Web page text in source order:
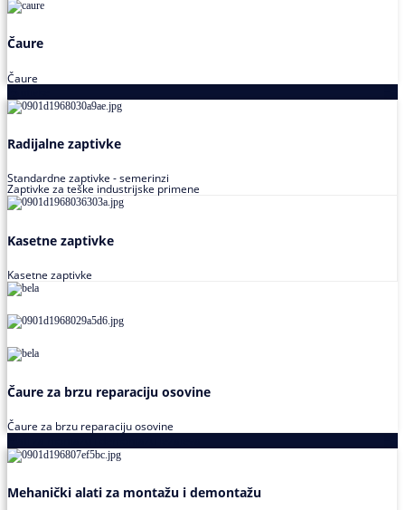
Čaure
Čaure
Radijalne zaptivke
Standardne zaptivke - semerinzi
Zaptivke za teške industrijske primene
Kasetne zaptivke
Kasetne zaptivke
Čaure za brzu reparaciju osovine
Čaure za brzu reparaciju osovine
Mehanički alati za montažu i demontažu